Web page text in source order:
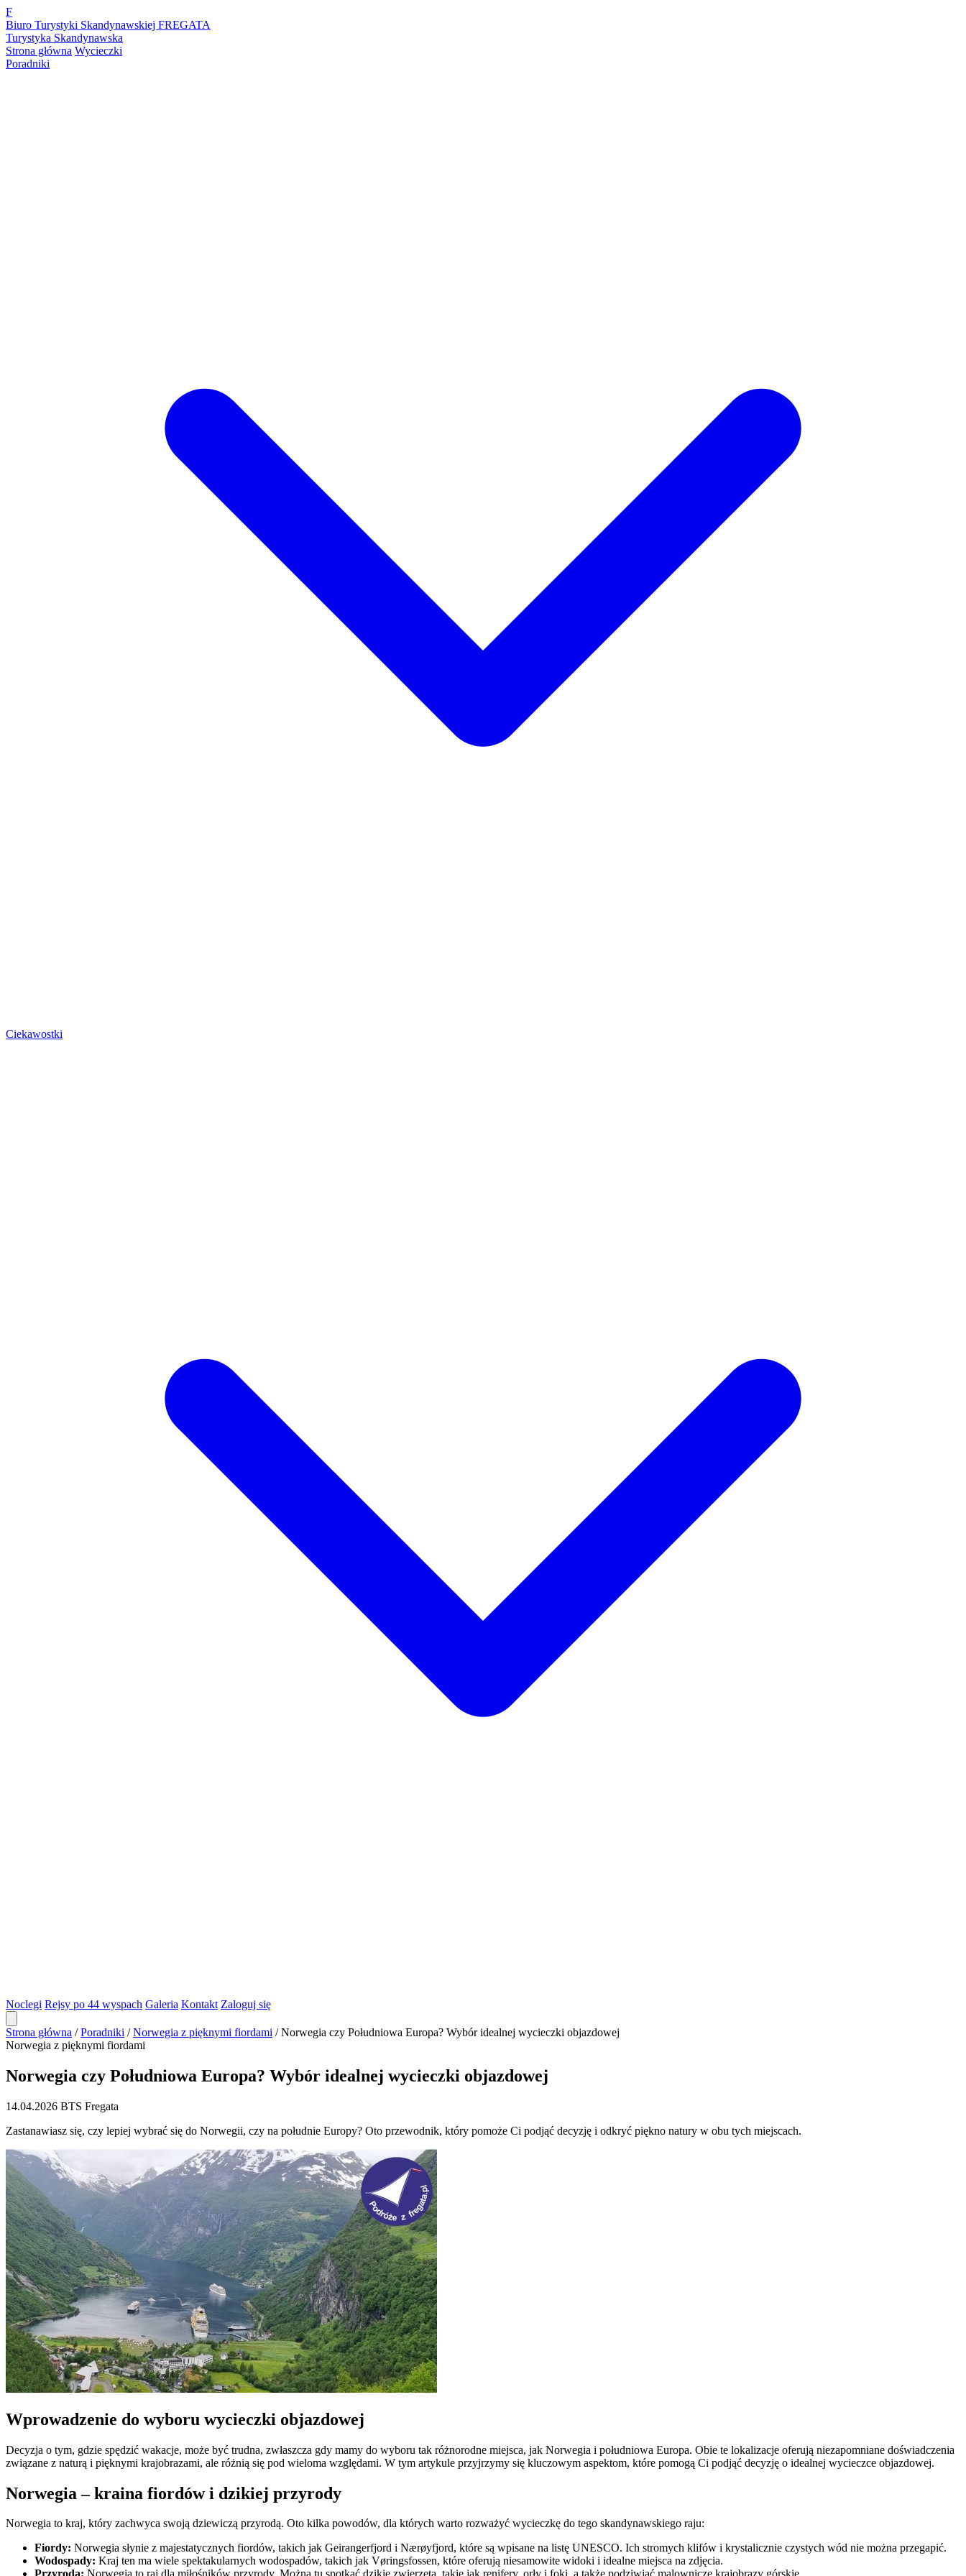
F
Biuro Turystyki Skandynawskiej FREGATA
Turystyka Skandynawska
Strona główna Wycieczki
Poradniki
Ciekawostki
Noclegi Rejsy po 44 wyspach Galeria Kontakt Zaloguj się
Strona główna / Poradniki / Norwegia z pięknymi fiordami / Norwegia czy Południowa Europa? Wybór idealnej wycieczki objazdowej
Norwegia z pięknymi fiordami
Norwegia czy Południowa Europa? Wybór idealnej wycieczki objazdowej
14.04.2026 BTS Fregata
Zastanawiasz się, czy lepiej wybrać się do Norwegii, czy na południe Europy? Oto przewodnik, który pomoże Ci podjąć decyzję i odkryć piękno natury w obu tych miejscach.
Wprowadzenie do wyboru wycieczki objazdowej
Decyzja o tym, gdzie spędzić wakacje, może być trudna, zwłaszcza gdy mamy do wyboru tak różnorodne miejsca, jak Norwegia i południowa Europa. Obie te lokalizacje oferują niezapomniane doświadczenia
związane z naturą i pięknymi krajobrazami, ale różnią się pod wieloma względami. W tym artykule przyjrzymy się kluczowym aspektom, które pomogą Ci podjąć decyzję o idealnej wycieczce objazdowej.
Norwegia – kraina fiordów i dzikiej przyrody
Norwegia to kraj, który zachwyca swoją dziewiczą przyrodą. Oto kilka powodów, dla których warto rozważyć wycieczkę do tego skandynawskiego raju:
Fiordy: Norwegia słynie z majestatycznych fiordów, takich jak Geirangerfjord i Nærøyfjord, które są wpisane na listę UNESCO. Ich stromych klifów i krystalicznie czystych wód nie można przegapić.
Wodospady: Kraj ten ma wiele spektakularnych wodospadów, takich jak Vøringsfossen, które oferują niesamowite widoki i idealne miejsca na zdjęcia.